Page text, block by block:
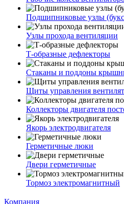
Подшипниковые узлы
Узлы прохода вентиляции
Т-образные дефлекторы
Стаканы и поддоны
Щиты управления
Коллекторы двигателя
Якорь электродвигателя
Герметичные люки
Двери герметичные
Тормоз электромагнитный
Компания